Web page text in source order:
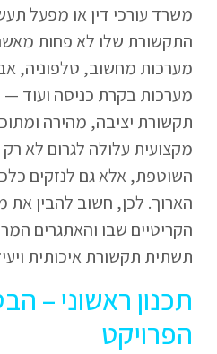
משרד עורכי דין או מפעל
התקשורת שלו לא פחות
מערכות מחשוב, טלפוניה,
מערכות בקרת כניסה ועוד —
תקשורת יציבה, מהירה
מקצועית עלולה לגרום לא
השוטפת, אלא גם לנזקים
הארוך. לכן, חשוב להבין את
הקריטיים שבו והאתגרים
תשתית תקשורת איכותית
תכנון ראשוני –
הפרויקט